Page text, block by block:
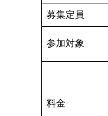
募集定員
参加対象
料金